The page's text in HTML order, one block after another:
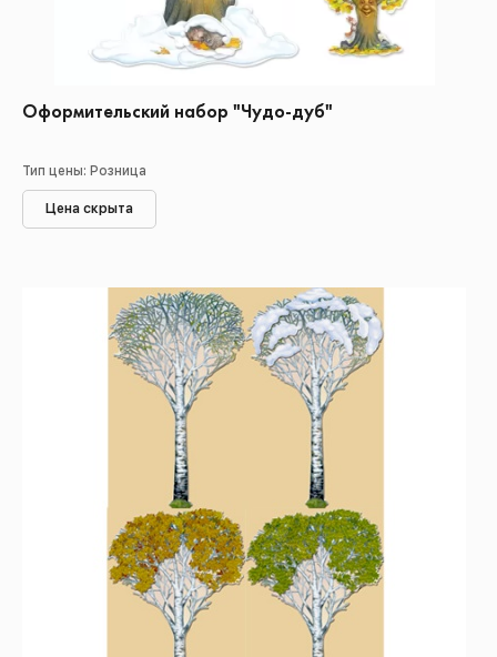
Оформительский набор "Чудо-дуб"
Тип цены: Розница
Цена скрыта